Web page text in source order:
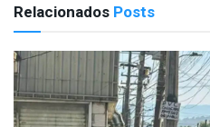
Relacionados Posts